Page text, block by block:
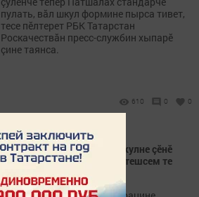
пулать, вăл шкул формине пырса тивет,
тесе пӗлтерет РБК Татарстан
Роскачествăн пресс-службин хыпарӗ
çине таянса.
610 0 0
Пӑва районӗнчи Пÿркел шкулне çĕнĕ
вĕренÿ çулне хатĕрлеме ентешсем те